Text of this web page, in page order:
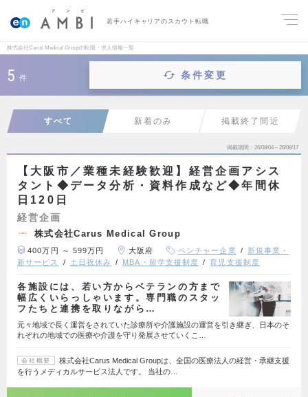
若手ハイキャリアのスカウト転職
株式会社Carus Medical Groupの転職・求人情報一覧
5 件 条件変更
すべて 新着のみ 掲載終了間近
掲載期間 26/08/04～26/08/17
【大阪市／業種未経験歓迎】経営企画アシス
タント◆データ分析・資料作成など◆年間休
日120日
経営企画
株式会社Carus Medical Group
400万円 ～ 599万円 大阪府 ベンチャー企業
新規事業・
新サービス
土日祝休み MBA・留学支援制度 育児支援制度
各施設には、若い方からベテランの方まで
幅広くいらっしゃいます。専門職のスタッ
フたちと連携を取りながら…
元々地域で長く運営をされていた診療所や介護施設の運営を引き継ぎ、日本のそ
れぞれの地域での医療や介護を守り発展させていくこ…
会社概要
株式会社Carus Medical Groupは、全国の医療法人の経営・承継支援
を行うメディカルサービス法人です。 当社の…